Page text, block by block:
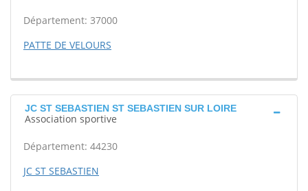
Département: 37000
PATTE DE VELOURS
JC ST SEBASTIEN ST SEBASTIEN SUR LOIRE
Association sportive
Département: 44230
JC ST SEBASTIEN